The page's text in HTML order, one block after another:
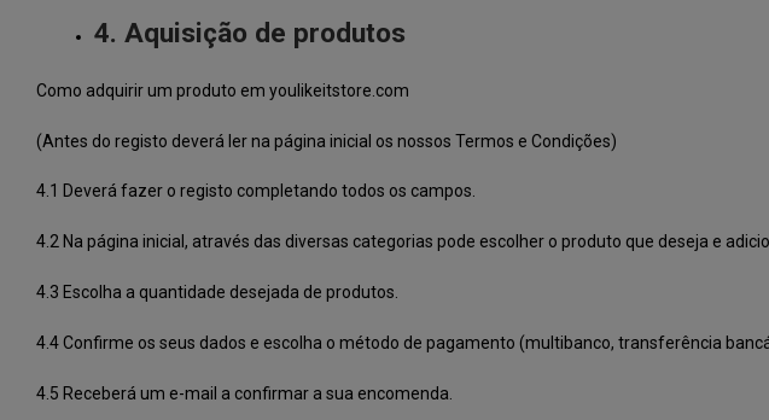
4. Aquisição de produtos
Como adquirir um produto em youlikeitstore.com
(Antes do registo deverá ler na página inicial os nossos Termos e Condições)
4.1 Deverá fazer o registo completando todos os campos.
4.2 Na página inicial, através das diversas categorias pode escolher o produto que deseja e
4.3 Escolha a quantidade desejada de produtos.
4.4 Confirme os seus dados e escolha o método de pagamento (multibanco, transferência
4.5 Receberá um e-mail a confirmar a sua encomenda.